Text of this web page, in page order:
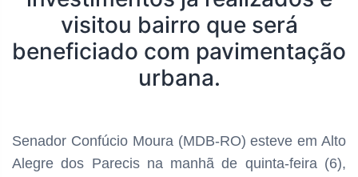
visitou bairro que será
beneficiado com pavimentação
urbana.
Senador Confúcio Moura (MDB-RO) esteve em Alto
Alegre dos Parecis na manhã de quinta-feira (6),